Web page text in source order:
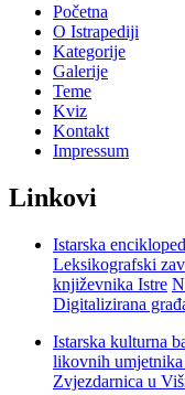
Početna
O Istrapediji
Kategorije
Galerije
Teme
Kviz
Kontakt
Impressum
Linkovi
Istarska
Leksikografski
književnika Istre
Digitalizirana
Istarska kulturna
likovnih umjetnika
Zvjezdarnica u